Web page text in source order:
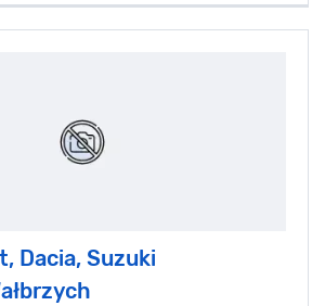
Dacia, Suzuki